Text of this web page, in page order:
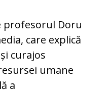
profesorul Doru
care explică
curajos
umane
a